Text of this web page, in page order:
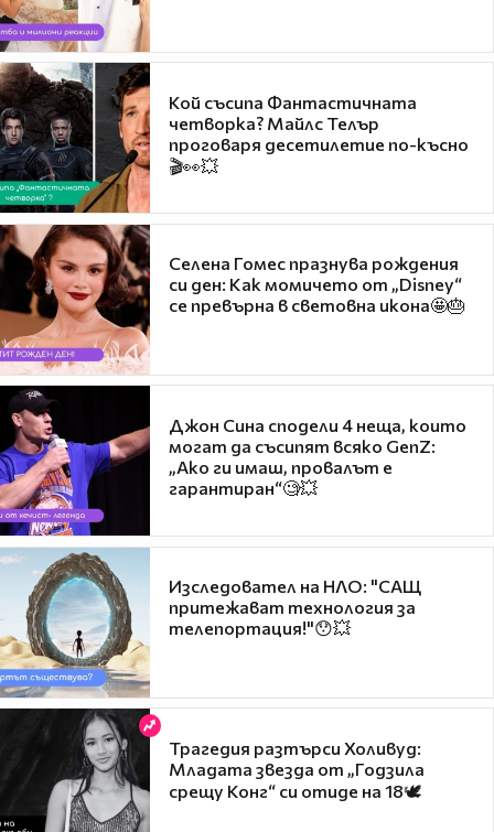
Кой съсипа Фантастичната
четворка? Майлс Телър
проговаря десетилетие по-късно
🎬👀💥
Селена Гомес празнува рождения
си ден: Как момичето от „Disney“
се превърна в световна икона🤩🎂
Джон Сина сподели 4 неща, които
могат да съсипят всяко GenZ:
„Ако ги имаш, провалът е
гарантиран“🧐💥
Изследовател на НЛО: "САЩ
притежават технология за
телепортация!"😯💥
Трагедия разтърси Холивуд:
Младата звезда от „Годзила
срещу Конг“ си отиде на 18🕊️